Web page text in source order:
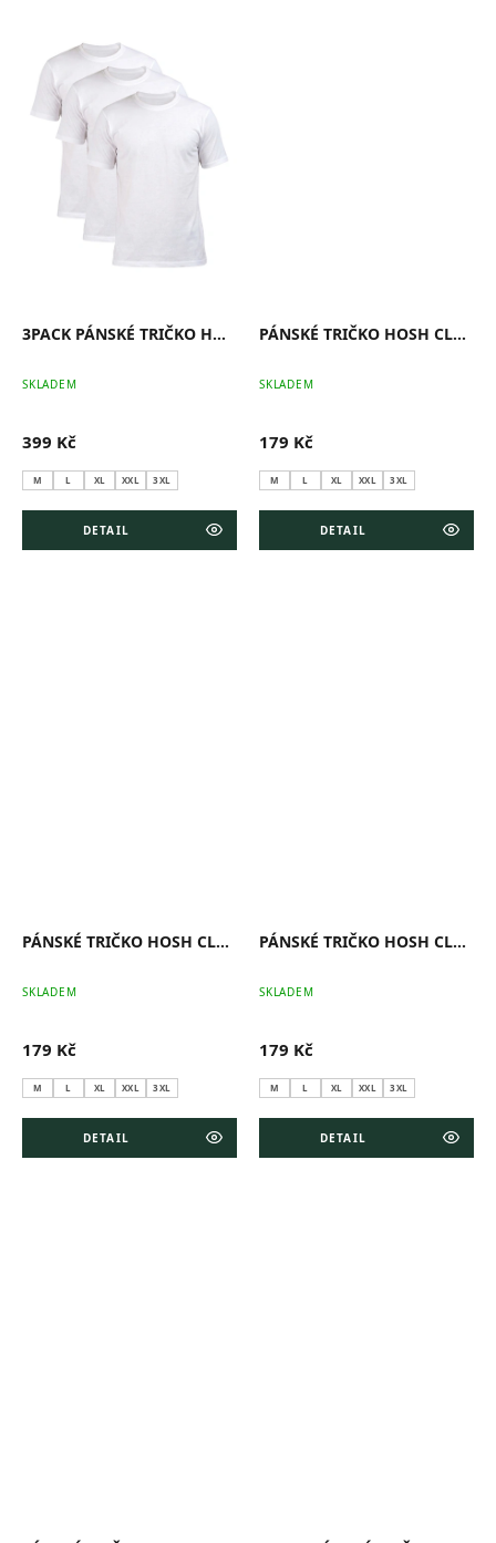
3PACK PÁNSKÉ TRIČKO HOSH CLASSIC BÍLÉ
SKLADEM
399 Kč
M L XL XXL 3XL
DETAIL
PÁNSKÉ TRIČKO HOSH CLASSIC BÍLÉ
SKLADEM
179 Kč
M L XL XXL 3XL
DETAIL
PÁNSKÉ TRIČKO HOSH CLASSIC NAVY
SKLADEM
179 Kč
M L XL XXL 3XL
DETAIL
PÁNSKÉ TRIČKO HOSH CLASSIC ČERNÉ
SKLADEM
179 Kč
M L XL XXL 3XL
DETAIL